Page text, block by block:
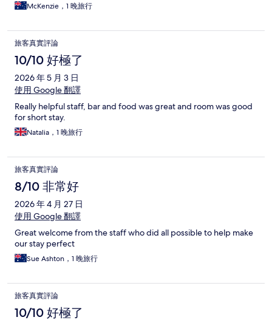
McKenzie，1 晚旅行
旅客真實評論
10/10 好極了
2026 年 5 月 3 日
使用 Google 翻譯
Really helpful staff, bar and food was great and room was good
for short stay.
Natalia，1 晚旅行
旅客真實評論
8/10 非常好
2026 年 4 月 27 日
使用 Google 翻譯
Great welcome from the staff who did all possible to help make
our stay perfect
Sue Ashton，1 晚旅行
旅客真實評論
10/10 好極了